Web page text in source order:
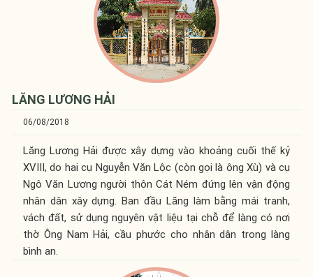
LĂNG LƯƠNG HẢI
06/08/2018
Lăng Lương Hải được xây dựng vào khoảng cuối thế kỷ
XVIII, do hai cụ Nguyễn Văn Lộc (còn gọi là ông Xù) và cụ
Ngô Văn Lương người thôn Cát Ném đứng lên vận động
nhân dân xây dựng. Ban đầu Lăng làm bằng mái tranh,
vách đất, sử dụng nguyên vật liệu tại chỗ để làng có nơi
thờ Ông Nam Hải, cầu phước cho nhân dân trong làng
bình an.